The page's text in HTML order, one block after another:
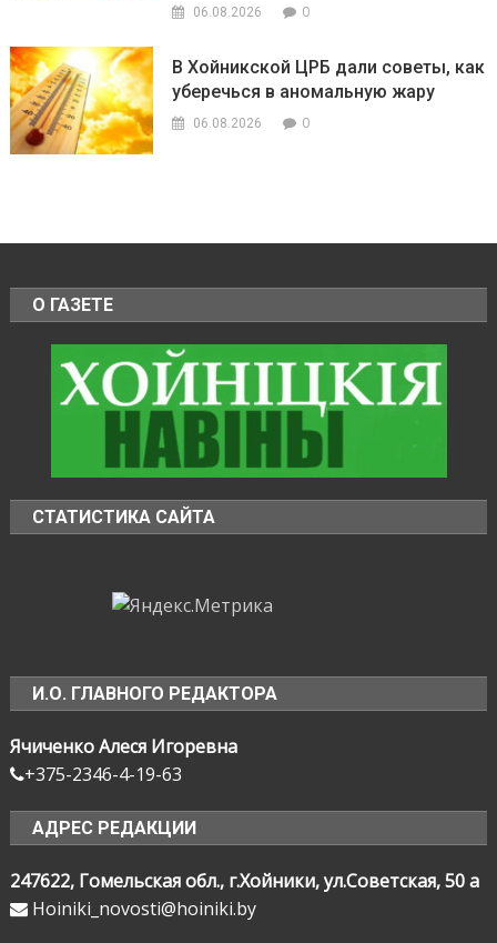
06.08.2026 0
В Хойникской ЦРБ дали советы, как
уберечься в аномальную жару
06.08.2026 0
О ГАЗЕТЕ
СТАТИСТИКА САЙТА
И.О. ГЛАВНОГО РЕДАКТОРА
Ячиченко Алеся Игоревна
+375-2346-4-19-63
АДРЕС РЕДАКЦИИ
247622, Гомельская обл., г.Хойники, ул.Советская, 50 а
Hoiniki_novosti@hoiniki.by